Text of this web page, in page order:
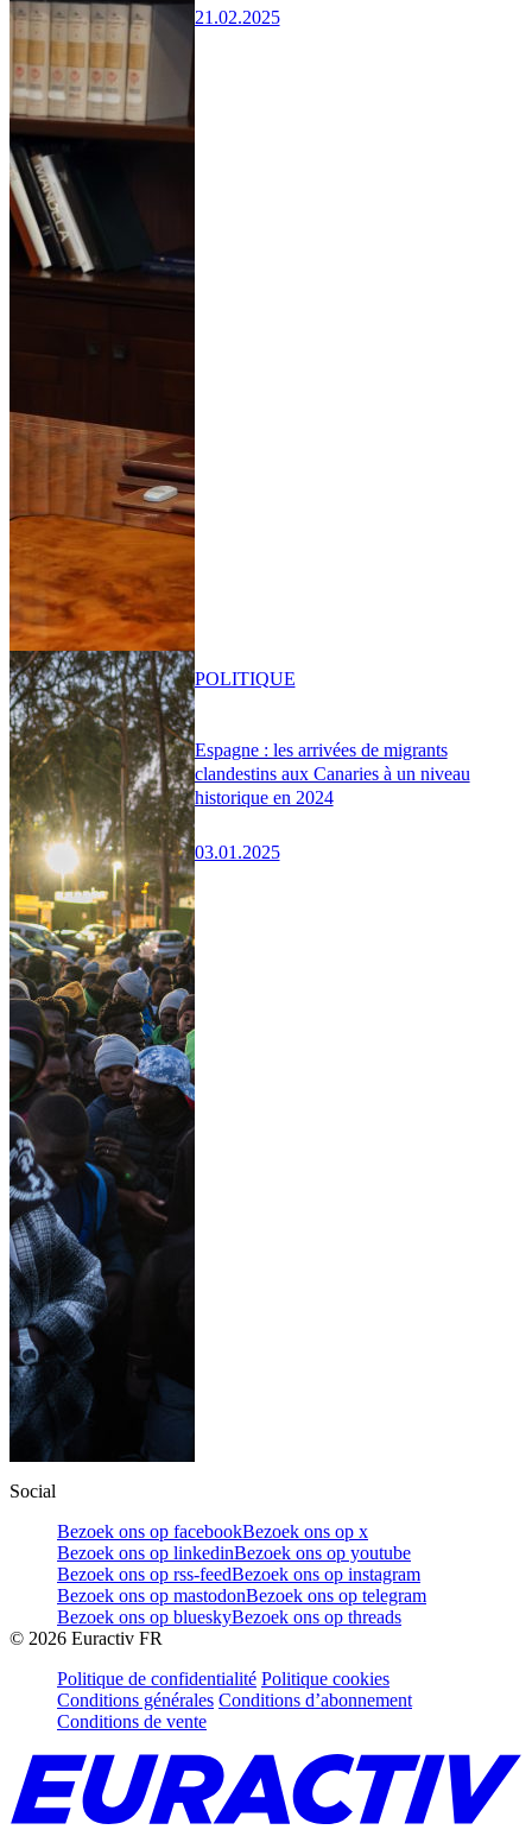
21.02.2025
Espagne : les arrivées de migrants
clandestins aux Canaries à un niveau
historique en 2024
03.01.2025
POLITIQUE
Social
Bezoek ons op facebookBezoek ons op x
Bezoek ons op linkedinBezoek ons op youtube
Bezoek ons op rss-feedBezoek ons op instagram
Bezoek ons op mastodonBezoek ons op telegram
Bezoek ons op blueskyBezoek ons op threads
© 2026 Euractiv FR
Politique de confidentialité Politique cookies
Conditions générales Conditions d’abonnement
Conditions de vente